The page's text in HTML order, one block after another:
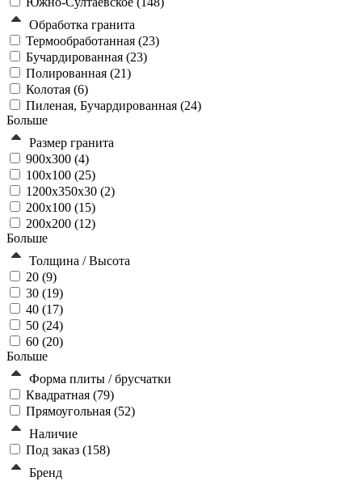
Обработка гранита
Термообработанная (23)
Бучардированная (23)
Полированная (21)
Колотая (6)
Пиленая, Бучардированная (24)
Больше
Размер гранита
900х300 (4)
100х100 (25)
1200x350x30 (2)
200х100 (15)
200х200 (12)
Больше
Толщина / Высота
20 (9)
30 (19)
40 (17)
50 (24)
60 (20)
Больше
Форма плиты / брусчатки
Квадратная (79)
Прямоугольная (52)
Наличие
Под заказ (158)
Бренд